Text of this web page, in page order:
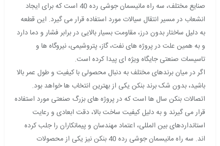
صنایع مختلف، سه راه مانیسمان جوشی رده 40 است که برای ایجاد
انشعاب در مسیر انتقال سیالات مورد استفاده قرار می گیرد. این قطعه
به دلیل ساختار بدون درز، مقاومت بسیار بالایی در برابر فشار و دما دارد
و به همین علت در پروژه های نفت، گاز، پتروشیمی، نیروگاه ها و
تاسیسات صنعتی جایگاه ویژه ای پیدا کرده است.
اگر در میان برندهای مختلف به دنبال محصولی با کیفیت و طول عمر بالا
باشید، بدون شک برند بنکن یکی از بهترین انتخاب ها خواهد بود.
اتصالات بنکن سال ها است که در پروژه های بزرگ صنعتی مورد استفاده
قرار می گیرند و به دلیل کیفیت ساخت بالا، دقت ابعادی و رعایت
استانداردهای بین المللی، اعتماد مهندسان و پیمانکاران را جلب کرده
اند. سه راه مانیسمان جوشی رده 40 بنکن نیز یکی از محصولات